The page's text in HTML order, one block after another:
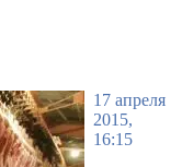
17 апреля
2015,
16:15